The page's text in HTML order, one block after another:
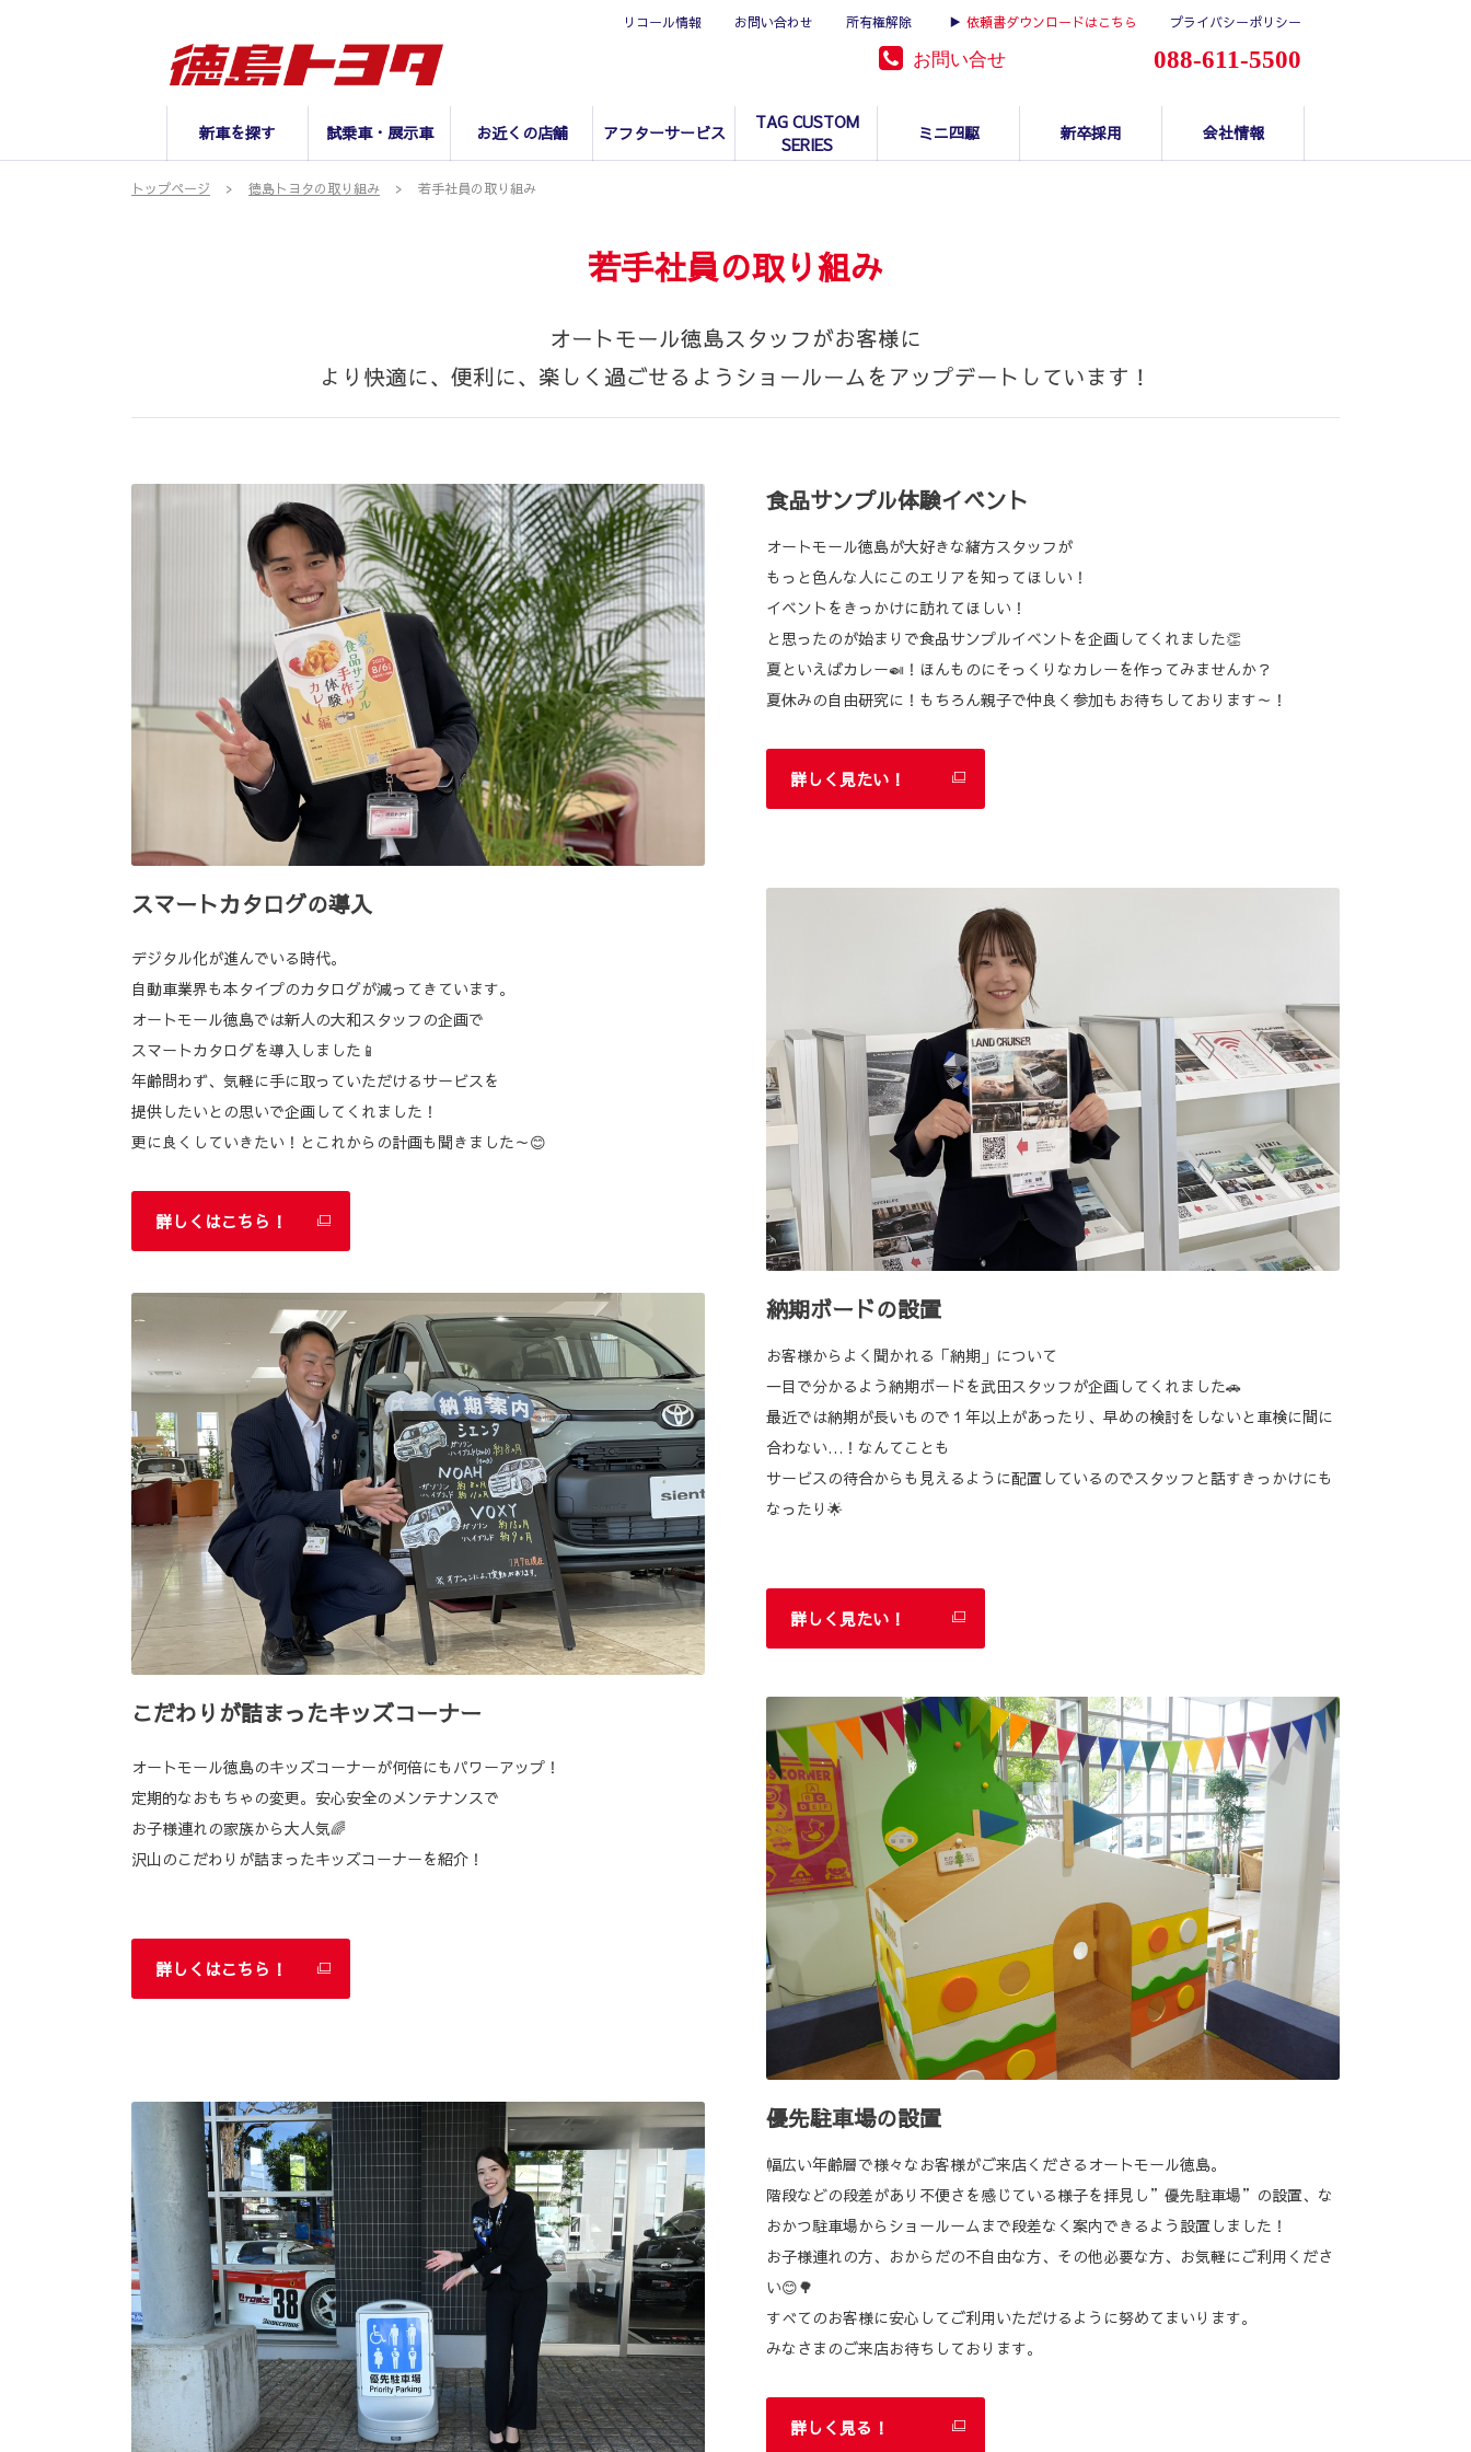
お問い合せ 088-611-5500
新車を探す 試乗車・展示車 お近くの店舗 アフターサービス
TAG CUSTOM
SERIES
ミニ四駆 新卒採用 会社情報
リコール情報 お問い合わせ 所有権解除 ▶ 依頼書ダウンロードはこちら プライバシーポリシー
トップページ 徳島トヨタの取り組み 若手社員の取り組み
若手社員の取り組み
オートモール徳島スタッフがお客様に
より快適に、便利に、楽しく過ごせるようショールームをアップデートしています！
食品サンプル体験イベント
オートモール徳島が大好きな緒方スタッフが
もっと色んな人にこのエリアを知ってほしい！
イベントをきっかけに訪れてほしい！
と思ったのが始まりで食品サンプルイベントを企画してくれました👏
夏といえばカレー🍛！ほんものにそっくりなカレーを作ってみませんか？
夏休みの自由研究に！もちろん親子で仲良く参加もお待ちしております～！
詳しく見たい！
スマートカタログの導入
デジタル化が進んでいる時代。
自動車業界も本タイプのカタログが減ってきています。
オートモール徳島では新人の大和スタッフの企画で
スマートカタログを導入しました📱
年齢問わず、気軽に手に取っていただけるサービスを
提供したいとの思いで企画してくれました！
更に良くしていきたい！とこれからの計画も聞きました～😊
詳しくはこちら！
納期ボードの設置
お客様からよく聞かれる「納期」について
一目で分かるよう納期ボードを武田スタッフが企画してくれました🚗
最近では納期が長いもので１年以上があったり、早めの検討をしないと車検に間に
合わない…！なんてことも
サービスの待合からも見えるように配置しているのでスタッフと話すきっかけにも
なったり🌟
詳しく見たい！
こだわりが詰まったキッズコーナー
オートモール徳島のキッズコーナーが何倍にもパワーアップ！
定期的なおもちゃの変更。安心安全のメンテナンスで
お子様連れの家族から大人気🌈
沢山のこだわりが詰まったキッズコーナーを紹介！
詳しくはこちら！
優先駐車場の設置
幅広い年齢層で様々なお客様がご来店くださるオートモール徳島。
階段などの段差があり不便さを感じている様子を拝見し”優先駐車場”の設置、な
おかつ駐車場からショールームまで段差なく案内できるよう設置しました！
お子様連れの方、おからだの不自由な方、その他必要な方、お気軽にご利用くださ
い😊🌳
すべてのお客様に安心してご利用いただけるように努めてまいります。
みなさまのご来店お待ちしております。
詳しく見る！